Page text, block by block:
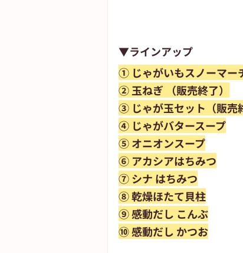
▼ラインアップ
① じゃがいもスノーマー
② 玉ねぎ （販売終了）
③ じゃが玉セット（販売
④ じゃがバタースープ
⑤ オニオンスープ
⑥ アカシアはちみつ
⑦ シナ はちみつ
⑧ 乾燥ほたて貝柱
⑨ 感動だし こんぶ
⑩ 感動だし かつお